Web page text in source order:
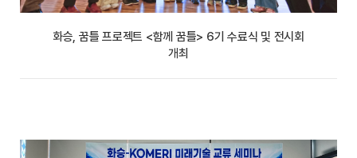
화승, 꿈틀 프로젝트 <함께 꿈틀> 6기 수료식 및 전시회
개최